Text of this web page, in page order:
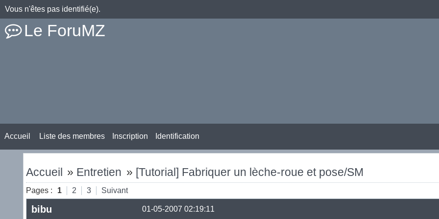
Vous n'êtes pas identifié(e).
Le ForuMZ
Accueil Liste des membres Inscription Identification
Accueil » Entretien » [Tutorial] Fabriquer un lèche-roue et pose/SM
Pages : 1 2 3 Suivant
01-05-2007 02:19:11
bibu